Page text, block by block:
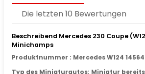
Die letzten 10 Bewertungen
Beschreibend Mercedes 230 Coupe
Minichamps
Produktnummer : Mercedes W124
Typ des Miniaturautos: Miniatur